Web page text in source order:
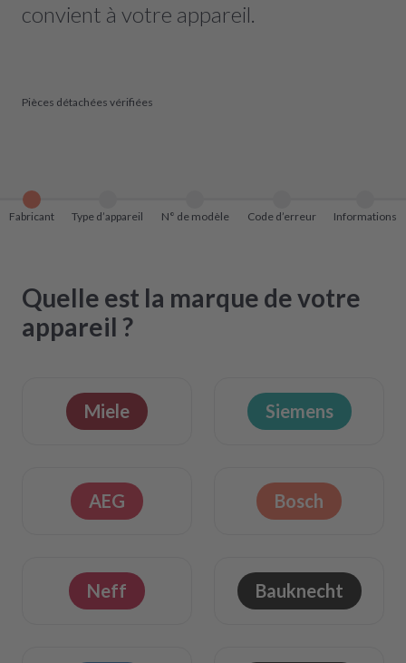
convient à votre appareil.
Pièces détachées vérifiées
Fabricant Type d’appareil N° de modèle Code d’erreur Informations
Quelle est la marque de votre
appareil ?
Miele Siemens
AEG Bosch
Neff Bauknecht